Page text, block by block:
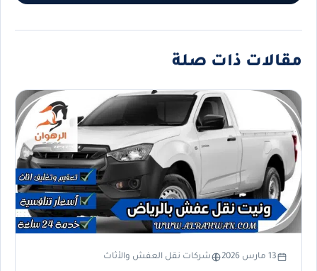
مقالات ذات صلة
13 مارس 2026 شركات نقل العفش والأثاث